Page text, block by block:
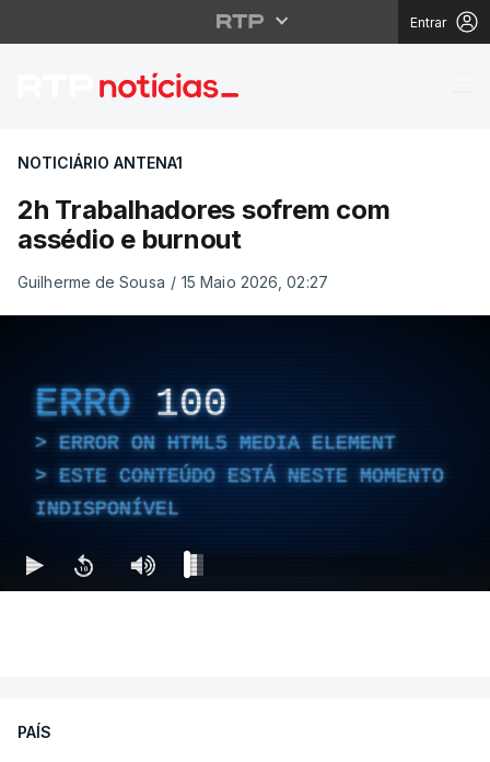
Entrar
2h Trabalhadores
NOTICIÁRIO ANTENA1
2h Trabalhadores sofrem com
assédio e burnout
Guilherme de Sousa / 15 Maio 2026, 02:27
ERRO 100
ERROR ON HTML5 MEDIA ELEMENT
ESTE CONTEÚDO ESTÁ NESTE MOMENTO
INDISPONÍVEL
PAÍS